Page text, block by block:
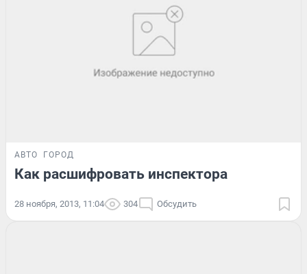
АВТО ГОРОД
Как расшифровать инспектора
28 ноября, 2013, 11:04 304 Обсудить